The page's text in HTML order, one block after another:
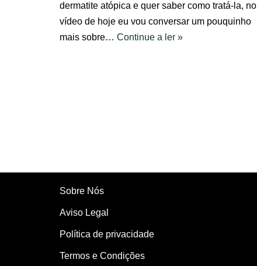
dermatite atópica e quer saber como tratá-la, no
vídeo de hoje eu vou conversar um pouquinho
mais sobre… Continue a ler »
Sobre Nós
Aviso Legal
Política de privacidade
Termos e Condições